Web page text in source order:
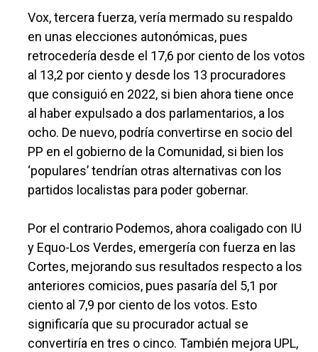
Vox, tercera fuerza, vería mermado su respaldo
en unas elecciones autonómicas, pues
retrocedería desde el 17,6 por ciento de los votos
al 13,2 por ciento y desde los 13 procuradores
que consiguió en 2022, si bien ahora tiene once
al haber expulsado a dos parlamentarios, a los
ocho. De nuevo, podría convertirse en socio del
PP en el gobierno de la Comunidad, si bien los
‘populares’ tendrían otras alternativas con los
partidos localistas para poder gobernar.
Por el contrario Podemos, ahora coaligado con IU
y Equo-Los Verdes, emergería con fuerza en las
Cortes, mejorando sus resultados respecto a los
anteriores comicios, pues pasaría del 5,1 por
ciento al 7,9 por ciento de los votos. Esto
significaría que su procurador actual se
convertiría en tres o cinco. También mejora UPL,